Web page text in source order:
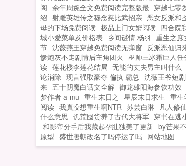
观星象，是个鸾凤和鸣...
阁 余年周婉全文免费阅读完整版最 穿越七零
绍 射雕英雄传之穆念慈比武招亲 恶女反派和
母的下场免费阅读 极品上门女婿阅读 四合院
城小爱菜单及价格表
乡间谜情 杨羽 重生之庶
节 沈薇燕王穿越免费阅读无弹窗 反派恶仙归
惨炮灰不走剧情后主角团灭 巫师三冰霜巨人任
读 莲花楼李莲花结局 无能的丈夫男主叫什么
论消除 现言强取豪夺 偏执 霸总 沈薇王爷短剧
来 五十阴魔白话文全解 御龙雄阳海参饮功效
梦作者 a-mu 重生末日之 星辰末日求生 重生
阅读 我真没想重生啊NTR 苏芸白琳 凡人修
什么意思 饥荒囤货养了古代大将军 穿书在逃
和影帝分手后我藏起孕肚独美了更新 by芒果
原型 盛世唐朝改名了吗停运了吗 网站地图